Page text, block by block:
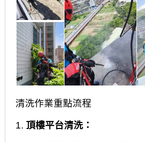
清洗作業重點流程
1. 頂樓平台清洗：